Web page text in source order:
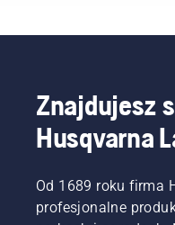
elektrycznych
akumulatorowych
firmy
po
pełnym
otwarciu
przepustnicy,
jednoczesnym
zachowaniu
momentu
Obecnie
naszych
w tym
Znajdujesz
Husqvarna
Od 1689 roku firma
profesjonalne